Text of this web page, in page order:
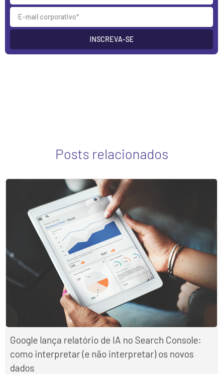
INSCREVA-SE
Posts relacionados
Google lança relatório de IA no Search Console:
como interpretar (e não interpretar) os novos
dados